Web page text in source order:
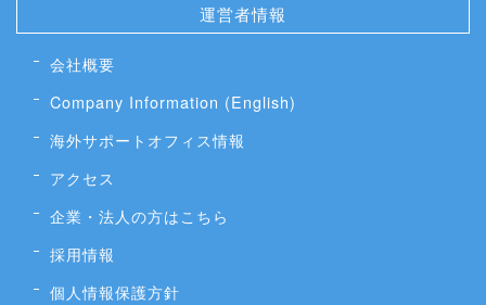
運営者情報
会社概要
Company Information (English)
海外サポートオフィス情報
アクセス
企業・法人の方はこちら
採用情報
個人情報保護方針